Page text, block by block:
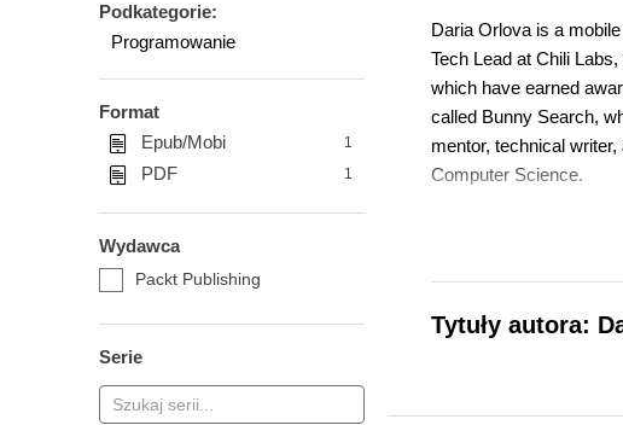
Podkategorie:
Programowanie
Format
Epub/Mobi
1
PDF 1
Wydawca
Packt Publishing
Serie
Daria Orlova is a
Tech Lead at Chili
which have earned
called Bunny Search,
mentor, technical
Computer Science.
Tytuły autora: